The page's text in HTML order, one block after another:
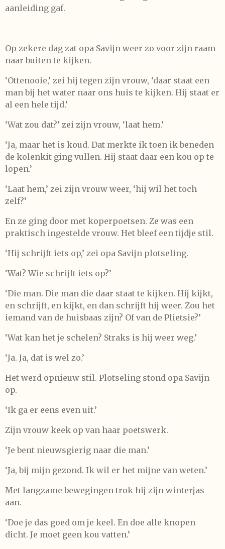
aanleiding gaf.
Op zekere dag zat opa Savijn weer zo voor zijn raam
naar buiten te kijken.
‘Ottenooie,’ zei hij tegen zijn vrouw, ‘daar staat een
man bij het water naar ons huis te kijken. Hij staat er
al een hele tijd.’
‘Wat zou dat?’ zei zijn vrouw, ‘laat hem.’
‘Ja, maar het is koud. Dat merkte ik toen ik beneden
de kolenkit ging vullen. Hij staat daar een kou op te
lopen.’
‘Laat hem,’ zei zijn vrouw weer, ‘hij wil het toch
zelf?’
En ze ging door met koperpoetsen. Ze was een
praktisch ingestelde vrouw. Het bleef een tijdje stil.
‘Hij schrijft iets op,’ zei opa Savijn plotseling.
‘Wat? Wie schrijft iets op?’
‘Die man. Die man die daar staat te kijken. Hij kijkt,
en schrijft, en kijkt, en dan schrijft hij weer. Zou het
iemand van de huisbaas zijn? Of van de Plietsie?’
‘Wat kan het je schelen? Straks is hij weer weg.’
‘Ja. Ja, dat is wel zo.’
Het werd opnieuw stil. Plotseling stond opa Savijn
op.
‘Ik ga er eens even uit.’
Zijn vrouw keek op van haar poetswerk.
‘Je bent nieuwsgierig naar die man.’
‘Ja, bij mijn gezond. Ik wil er het mijne van weten.’
Met langzame bewegingen trok hij zijn winterjas
aan.
‘Doe je das goed om je keel. En doe alle knopen
dicht. Je moet geen kou vatten.’